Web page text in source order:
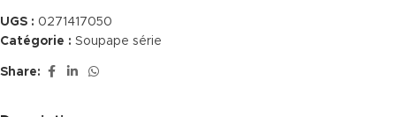
UGS : 0271417050
Catégorie : Soupape série
Share: